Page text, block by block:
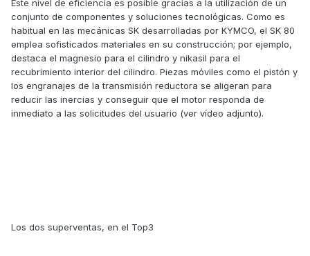
Este nivel de eficiencia es posible gracias a la utilización de un
conjunto de componentes y soluciones tecnológicas. Como es
habitual en las mecánicas SK desarrolladas por KYMCO, el SK 80
emplea sofisticados materiales en su construcción; por ejemplo,
destaca el magnesio para el cilindro y nikasil para el
recubrimiento interior del cilindro. Piezas móviles como el pistón y
los engranajes de la transmisión reductora se aligeran para
reducir las inercias y conseguir que el motor responda de
inmediato a las solicitudes del usuario (ver vídeo adjunto).
Los dos superventas, en el Top3